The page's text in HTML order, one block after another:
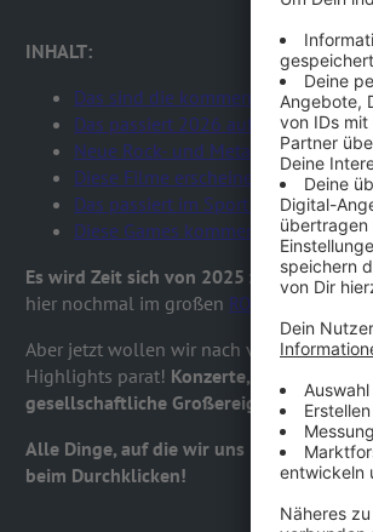
INHALT:
Das sind die kommenden Konzert-
Das passiert 2026 auf ROCK
Neue Rock- und Metalmusik 2026
Diese Filme erscheinen 2026
Das passiert im Sport 2026
Diese Games kommen 2026
Es wird Zeit sich von 2025 zu
hier nochmal im großen ROCK ANTENNE
Aber jetzt wollen wir nach vorne blicken,
Highlights parat! Konzerte, n
gesellschaftliche Großereignisse
warten
Alle Dinge, auf die wir uns 2026 freuen
beim Durchklicken!